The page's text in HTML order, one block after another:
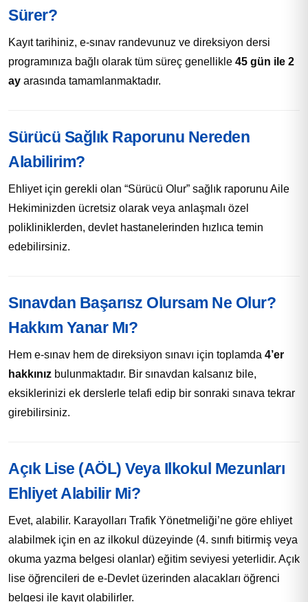
Sürer?
Kayıt tarihiniz, e-sınav randevunuz ve direksiyon dersi
programınıza bağlı olarak tüm süreç genellikle 45 gün ile 2
ay arasında tamamlanmaktadır.
Sürücü Sağlık Raporunu Nereden
Alabilirim?
Ehliyet için gerekli olan “Sürücü Olur” sağlık raporunu Aile
Hekiminizden ücretsiz olarak veya anlaşmalı özel
polikliniklerden, devlet hastanelerinden hızlıca temin
edebilirsiniz.
Sınavdan Başarısz Olursam Ne Olur?
Hakkım Yanar Mı?
Hem e-sınav hem de direksiyon sınavı için toplamda 4’er
hakkınız bulunmaktadır. Bir sınavdan kalsanız bile,
eksiklerinizi ek derslerle telafi edip bir sonraki sınava tekrar
girebilirsiniz.
Açık Lise (AÖL) Veya Ilkokul Mezunları
Ehliyet Alabilir Mi?
Evet, alabilir. Karayolları Trafik Yönetmeliği’ne göre ehliyet
alabilmek için en az ilkokul düzeyinde (4. sınıfı bitirmiş veya
okuma yazma belgesi olanlar) eğitim seviyesi yeterlidir. Açık
lise öğrencileri de e-Devlet üzerinden alacakları öğrenci
belgesi ile kayıt olabilirler.